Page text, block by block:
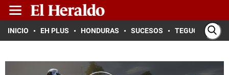
INICIO EH PLUS HONDURAS SUCESOS TEGUCIGALPA